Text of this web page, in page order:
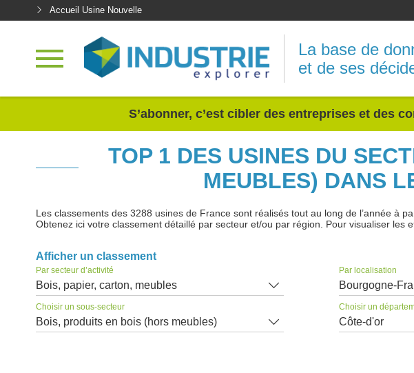
Accueil Usine Nouvelle
La base de
et de ses
S’abonner, c’est cibler des entreprises et des
TOP 1 DES USINES DU
MEUBLES) DANS
Les classements des 3288 usines de France sont réalisés tout au long de l’année à
Obtenez ici votre classement détaillé par secteur et/ou par région. Pour visualiser
Afficher un classement
Par secteur d’activité
Bois, papier, carton, meubles
Choisir un sous-secteur
Bois, produits en bois (hors meubles)
Par localisation
Bourgogne-
Choisir un
Côte-d'or